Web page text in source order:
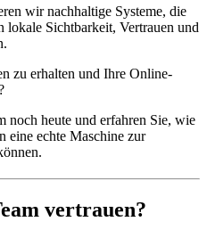
wir nachhaltige Systeme, die
Sichtbarkeit, Vertrauen und
zu erhalten und Ihre Online-
noch heute und erfahren Sie, wie
eine echte Maschine zur
vertrauen?